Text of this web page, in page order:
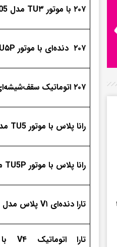
۲۰۷ با موتور TU۳ مدل 1405
۲۰۷ دنده‌ای با موتور TU۵P مدل 1405
۲۰۷ اتوماتیک سقف‌شیشه‌ای مدل 1405
رانا پلاس با موتور TU5 مدل ۱۴۰۴
رانا پلاس با موتور TU5P مدل 1405
تارا دنده‌ای V۱ پلاس مدل 1405